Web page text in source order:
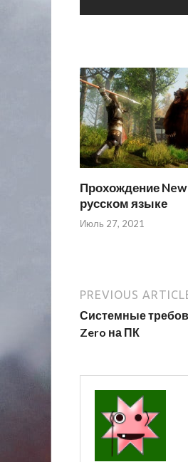
Прохождение
русском языке
Июль 27, 2021
PREVIOUS
Системные
Zero на ПК